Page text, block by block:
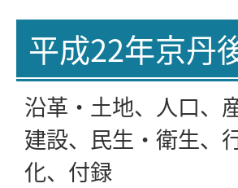
平成22年京丹
沿革・土地、人口、
建設、民生・衛生、
化、付録